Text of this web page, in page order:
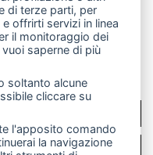
di terze parti, per
offrirti servizi in linea
il monitoraggio dei
saperne di più
soltanto alcune
cliccare su
l'apposito comando
la navigazione